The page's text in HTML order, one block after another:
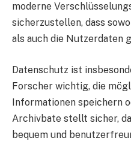
moderne
sicherzustellen, dass
als auch die Nutzerdaten
Datenschutz ist
Forscher wichtig, die
Informationen speichern
Archivbate stellt sicher,
bequem und